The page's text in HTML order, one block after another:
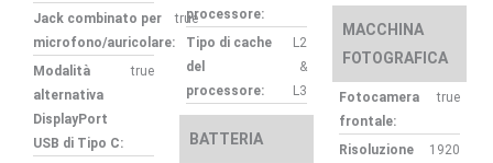
Jack combinato per
microfono/auricolare:
true
Modalità
alternativa
DisplayPort
USB di Tipo C:
true
processore:
Tipo di cache
del
processore:
L2
&
L3
BATTERIA
MACCHINA
FOTOGRAFICA
Fotocamera
frontale:
true
Risoluzione
1920